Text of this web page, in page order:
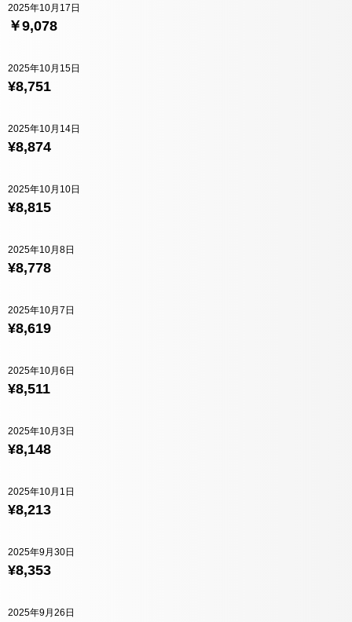
￥9,078
2025年10月17日
¥8,751
2025年10月15日
¥8,874
2025年10月14日
¥8,815
2025年10月10日
¥8,778
2025年10月8日
¥8,619
2025年10月7日
¥8,511
2025年10月6日
¥8,148
2025年10月3日
¥8,213
2025年10月1日
¥8,353
2025年9月30日
2025年9月26日